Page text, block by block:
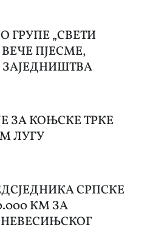
ГРУПЕ „СВЕТИ
ПЈЕСМЕ,
ЗАЈЕДНИШТВА
ЗА КОЊСКЕ ТРКЕ
ЛУГУ
СРПСКЕ
КМ ЗА